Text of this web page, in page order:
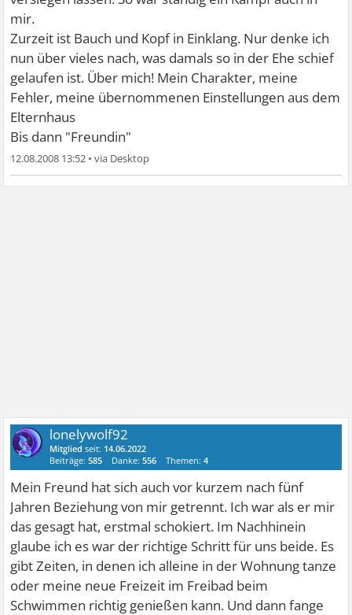
mir.
Zurzeit ist Bauch und Kopf in Einklang. Nur denke ich
nun über vieles nach, was damals so in der Ehe schief
gelaufen ist. Über mich! Mein Charakter, meine
Fehler, meine übernommenen Einstellungen aus dem
Elternhaus
Bis dann "Freundin"
12.08.2008 13:52 •
lonelywolf92
Mitglied seit: 14.06.2022
Beiträge:585 Danke:556 Themen:4
Mein Freund hat sich auch vor kurzem nach fünf
Jahren Beziehung von mir getrennt. Ich war als er mir
das gesagt hat, erstmal schokiert. Im Nachhinein
glaube ich es war der richtige Schritt für uns beide. Es
gibt Zeiten, in denen ich alleine in der Wohnung tanze
oder meine neue Freizeit im Freibad beim
Schwimmen richtig genießen kann. Und dann fange